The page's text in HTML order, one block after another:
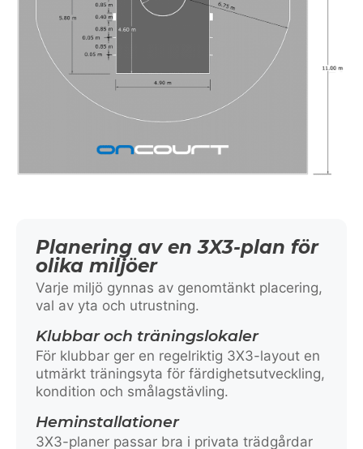
Planering av en 3X3-plan för
olika miljöer
Varje miljö gynnas av genomtänkt placering,
val av yta och utrustning.
Klubbar och träningslokaler
För klubbar ger en regelriktig 3X3-layout en
utmärkt träningsyta för färdighetsutveckling,
kondition och smålagstävling.
Heminstallationer
3X3-planer passar bra i privata trädgårdar